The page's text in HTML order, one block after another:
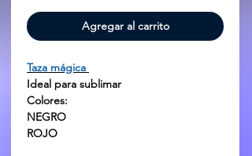
Agregar al carrito
Taza mágica
Ideal para sublimar
Colores:
NEGRO
ROJO